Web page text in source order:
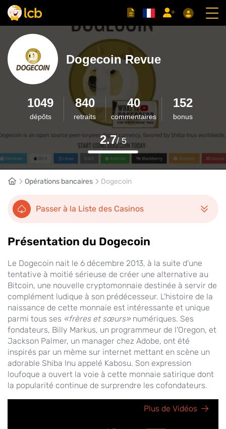
Dogecoin Revue
1049
dépôts
840
retraits
40
commentaires
152
bonus
2.7/ 5
Opérations bancaires Dogecoin
Passer à la Liste des Casinos
Présentation du Dogecoin
Le Dogecoin nait le 6 décembre 2013, à la suite d'une
tentative à moitié sérieuse de créer une alternative au
Bitcoin, une nouvelle cryptomonnaie destinée à servir de
complément ludique à son prédécesseur. L'histoire de la
naissance de cette monnaie est intéressante et unique
parmi tous ses «frères et sœurs»numériques. Ses
fondateurs, Billy Markus, un programmeur de l'Oregon, et
Jackson Palmer, un manager chez Adobe, ont été
inspirés par un mème sur internet mettant en scène un
adorable Shiba Inu appelé Kabosu. Son expression
loufoque a ouvert la voie à cette monnaie satirique dont
la popularité continue de surprendre les cofondateurs.
Plus de Vidéos